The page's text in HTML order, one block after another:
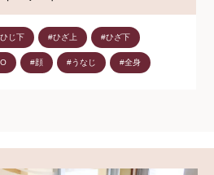
じ下 #ひざ上 #ひざ下
#顔 #うなじ #全身